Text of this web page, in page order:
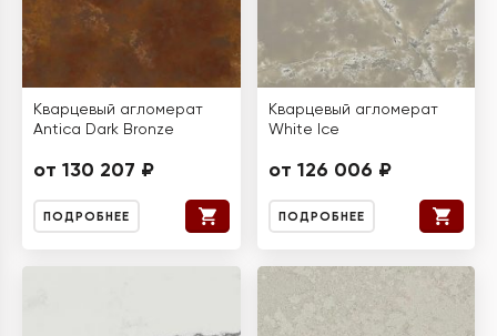
Кварцевый агломерат
Antica Dark Bronze
от 130 207 ₽
ПОДРОБНЕЕ
Кварцевый агломерат
White Ice
от 126 006 ₽
ПОДРОБНЕЕ